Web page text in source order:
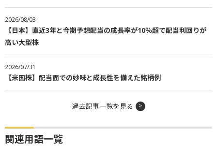
2026/08/03
【日本】直近3年と今期予想配当の成長率が10％超で配当利回りが
高い大型株
2026/07/31
【米国株】配当面での妙味と成長性を備えた銘柄例
過去記事一覧を見る
関連用語一覧